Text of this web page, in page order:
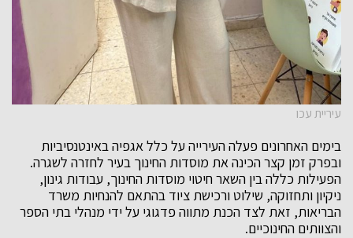
עיריית עכו
בימים האחרונים פעלה העירייה על כלל אגפיה באינטנסיביות
ובפרק זמן קצר הכינה את מוסדות החינוך בעיר לחזרה לשגרה.
הפעילות כללה בין השאר חיטוי מוסדות החינוך, עבודות גינון,
ניקיון ותחזוקה, שילוט ורכישת ציוד בהתאם להנחיות משרד
הבריאות, זאת לצד הכנת מתווה פדגוגי על ידי מנהלי בתי הספר
והצוותים החינוכיים.